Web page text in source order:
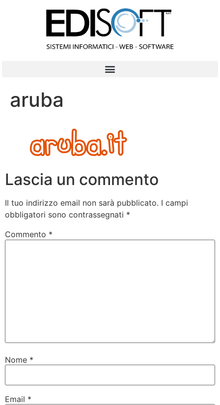
aruba
Lascia un commento
Il tuo indirizzo email non sarà pubblicato. I campi
obbligatori sono contrassegnati *
Commento *
Nome *
Email *